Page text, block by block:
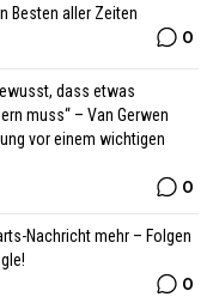
Besten aller Zeiten
0
dass etwas
muss“ – Van Gerwen
vor einem wichtigen
0
Nachricht mehr – Folgen
0